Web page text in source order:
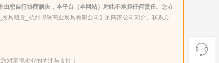
您自行协商解决，本平台（本网站）对此不承担任何责任。您在
具租赁_杭州博采商业展具有限公司】的商家公司简介、联系方
对富博农业的关注与支持！